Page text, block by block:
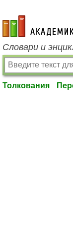
academic.ru
Словари и
Толкования